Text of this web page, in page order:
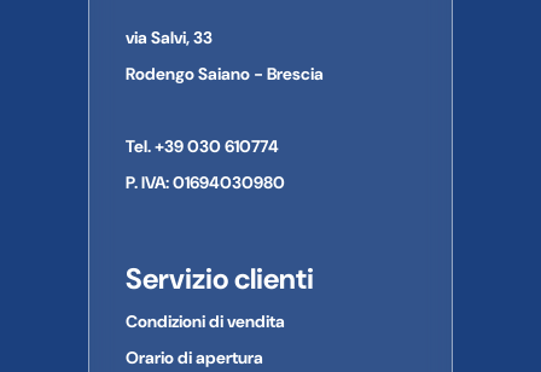
via Salvi, 33
Rodengo Saiano - Brescia
Tel. +39 030 610774
P. IVA: 01694030980
Servizio clienti
Condizioni di vendita
Orario di apertura